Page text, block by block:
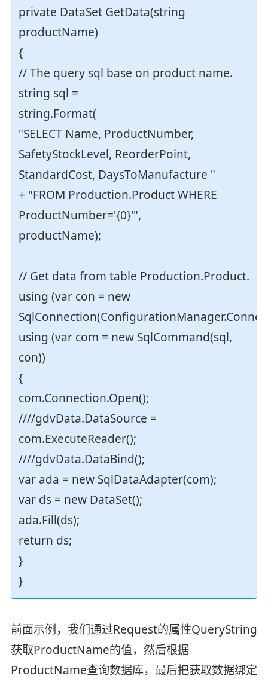
private DataSet GetData(string
productName)
{
// The query sql base on product name.
string sql =
string.Format(
"SELECT Name, ProductNumber,
SafetyStockLevel, ReorderPoint,
StandardCost, DaysToManufacture "
+ "FROM Production.Product WHERE
ProductNumber='{0}'",
productName);
// Get data from table Production.Product.
using (var con = new
using (var com = new SqlCommand(sql,
con))
{
com.Connection.Open();
////gdvData.DataSource =
com.ExecuteReader();
////gdvData.DataBind();
var ada = new SqlDataAdapter(com);
var ds = new DataSet();
ada.Fill(ds);
return ds;
}
}
前面示例，我们通过Request的属性QueryString
获取ProductName的值，然后根据
ProductName查询数据库，最后把获取数据绑定